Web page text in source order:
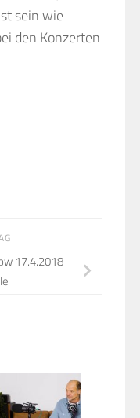
sein wie
den Konzerten
17.4.2018